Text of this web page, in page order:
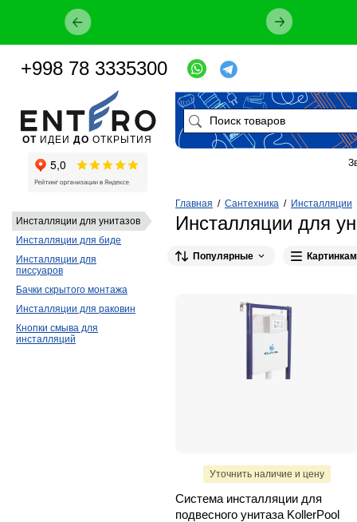
Главная / Сантехника / Инсталляции
Инсталляции для
Популярные
Уточнить наличие и цену
Система инсталляции для
подвесного унитаза KollerPool
Инсталляции для унитазов
Инсталляции для биде
Инсталляции для
писсуаров
Бачки скрытого монтажа
Инсталляции для раковин
Кнопки смыва для
инсталляций
ОТ ИДЕИ ДО ОТКРЫТИЯ
+998 78 3335300